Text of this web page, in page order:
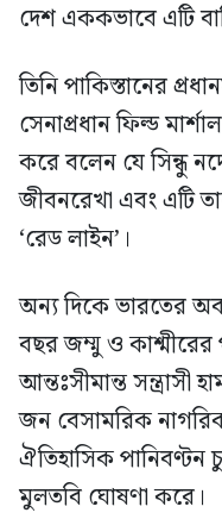
দেশ এককভাবে এটি
তিনি পাকিস্তানের
সেনাপ্রধান ফিল্ড
করে বলেন যে সিন্ধু
জীবনরেখা এবং এটি
‘রেড লাইন’।
অন্য দিকে ভারতের
বছর জম্মু ও
আন্তঃসীমান্ত
জন বেসামরিক
ঐতিহাসিক পানিবণ্টন
মুলতবি ঘোষণা করে।